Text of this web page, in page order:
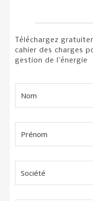
Téléchargez
cahier des charges
gestion de l’énergie